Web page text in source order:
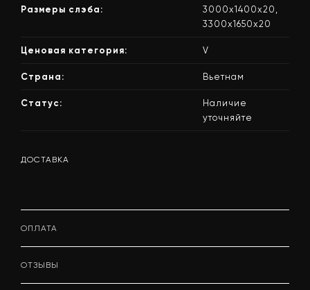
Размеры слэба:
3000x1400x20,
3300x1650x20
Ценовая категория: V
Страна: Вьетнам
Статус:
Наличие
уточняйте
ДОСТАВКА
ОПЛАТА
ОТЗЫВЫ